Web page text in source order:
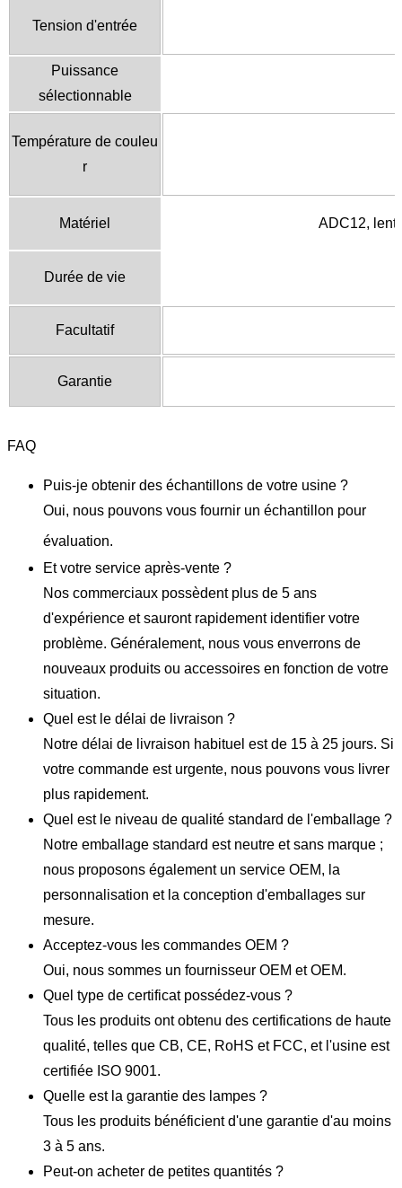
Tension d'entrée
Puissance
sélectionnable
Température de couleu
r
Matériel ADC12,
Durée de vie
Facultatif
Garantie
FAQ
Puis-je obtenir des échantillons de votre usine ?
Oui, nous pouvons vous fournir un échantillon pour
évaluation.
Et votre service après-vente ?
Nos commerciaux possèdent plus de 5 ans
d'expérience et sauront rapidement identifier votre
problème. Généralement, nous vous enverrons de
nouveaux produits ou accessoires en fonction de votre
situation.
Quel est le délai de livraison ?
Notre délai de livraison habituel est de 15 à 25 jours. Si
votre commande est urgente, nous pouvons vous livrer
plus rapidement.
Quel est le niveau de qualité standard de l'emballage ?
Notre emballage standard est neutre et sans marque ;
nous proposons également un service OEM, la
personnalisation et la conception d'emballages sur
mesure.
Acceptez-vous les commandes OEM ?
Oui, nous sommes un fournisseur OEM et OEM.
Quel type de certificat possédez-vous ?
Tous les produits ont obtenu des certifications de haute
qualité, telles que CB, CE, RoHS et FCC, et l'usine est
certifiée ISO 9001.
Quelle est la garantie des lampes ?
Tous les produits bénéficient d'une garantie d'au moins
3 à 5 ans.
Peut-on acheter de petites quantités ?